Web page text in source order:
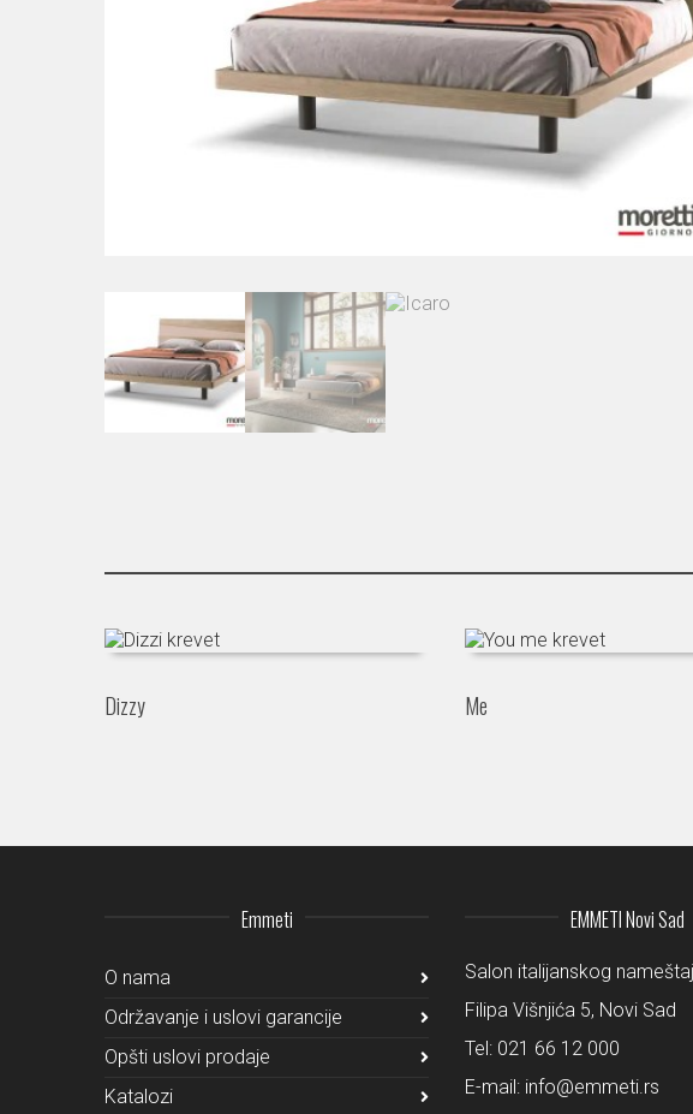
Dizzy Me
Emmeti
O nama
Održavanje i uslovi garancije
Opšti uslovi prodaje
Katalozi
EMMETI Novi Sad
Salon italijanskog
Filipa Višnjića 5, Novi Sad
Tel: 021 66 12 000
E-mail: info@emmeti.rs